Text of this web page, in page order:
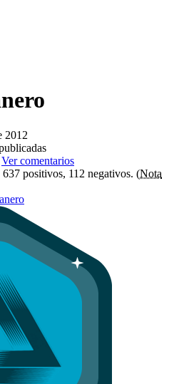
2012
Ver comentarios
637 positivos, 112 negativos. (Nota